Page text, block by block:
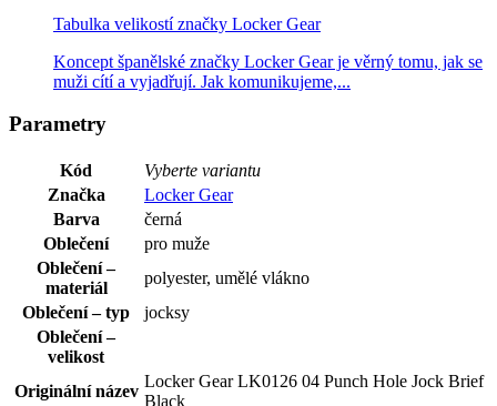
Tabulka velikostí značky Locker Gear
Koncept španělské značky Locker Gear je věrný tomu, jak se
muži cítí a vyjadřují. Jak komunikujeme,...
Parametry
Kód
Vyberte variantu
Značka
Locker Gear
Barva
černá
Oblečení
pro muže
Oblečení –
materiál
polyester, umělé vlákno
Oblečení – typ
jocksy
Oblečení –
velikost
Originální název
Locker Gear LK0126 04 Punch Hole Jock Brief
Black